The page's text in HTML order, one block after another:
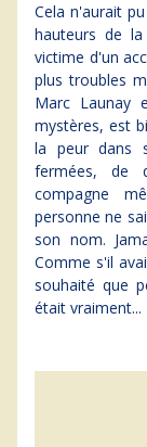
Cela n'aurait
hauteurs de
victime d'un
plus troubles
Marc Launay
mystères, est
la peur dans
fermées, de
compagne
personne ne
son nom.
Comme s'il
souhaité que
était vraiment...